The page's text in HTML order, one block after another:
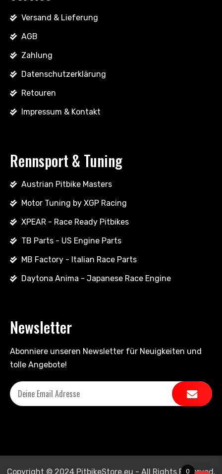
Versand & Lieferung
AGB
Zahlung
Datenschutzerklärung
Retouren
Impressum & Kontakt
Rennsport & Tuning
Austrian Pitbike Masters
Motor Tuning by XGP Racing
XPEAR - Race Ready Pitbikes
TB Parts - US Engine Parts
MB Factory - Italian Race Parts
Daytona Anima - Japanese Race Engine
Newsletter
Abonniere unseren Newsletter für Neuigkeiten und
tolle Angebote!
Copyright © 2024 PitbikeStore.eu - All Rights Reserved.
0